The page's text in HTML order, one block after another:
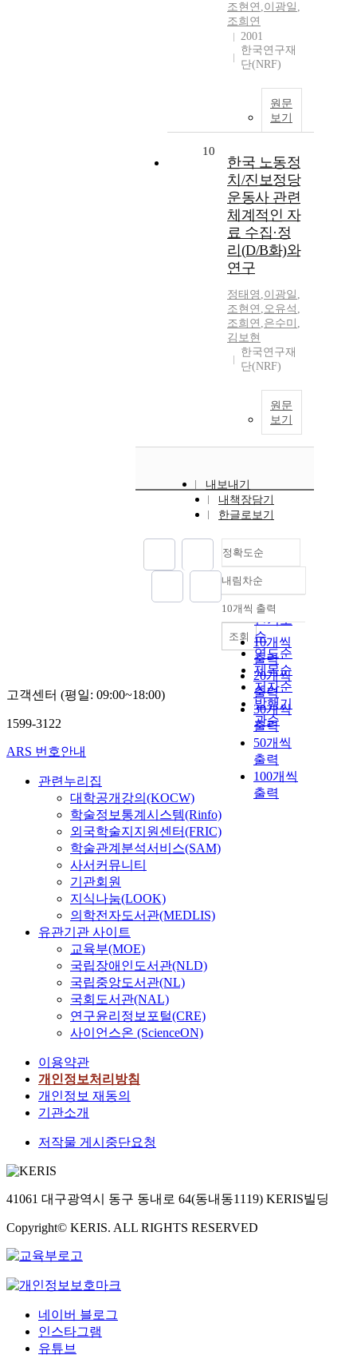
조현연 ,이광일 ,
조희연
2001
한국연구재
단(NRF)
원문
보기
10
한국 노동정
치/진보정당
운동사 관련
체계적인 자
료 수집·정
리(D/B화)와
연구
정태영 ,이광일 ,
조현연 ,오유석 ,
조희연 ,은수미 ,
김보현
한국연구재
단(NRF)
원문
보기
내보내기
내책장담기
한글로보기
정확도순
정확도
순
인기도
순
연도순
제목순
저자순
발행기
관순
내림차순
내림차순
10개씩 출력
10개씩
출력
20개씩
출력
30개씩
출력
50개씩
출력
100개씩
출력
조회
고객센터 (평일: 09:00~18:00)
1599-3122
ARS 번호안내
관련누리집
대학공개강의(KOCW)
학술정보통계시스템(Rinfo)
외국학술지지원센터(FRIC)
학술관계분석서비스(SAM)
사서커뮤니티
기관회원
지식나눔(LOOK)
의학전자도서관(MEDLIS)
유관기관 사이트
교육부(MOE)
국립장애인도서관(NLD)
국립중앙도서관(NL)
국회도서관(NAL)
연구윤리정보포털(CRE)
사이언스온 (ScienceON)
이용약관
개인정보처리방침
개인정보 재동의
기관소개
저작물 게시중단요청
41061 대구광역시 동구 동내로 64(동내동1119) KERIS빌딩
Copyright© KERIS. ALL RIGHTS RESERVED
네이버 블로그
인스타그램
유튜브